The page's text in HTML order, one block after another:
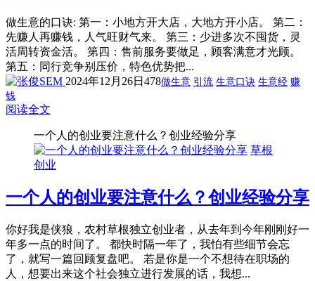
做生意的口诀: 第一：小地方开大店，大地方开小店。 第二：
先赚人再赚钱，人气旺财气来。 第三：少进多次不囤货，灵
活周转资金活。 第四：售前服务要做足，顾客满意才光顾。
第五：同行竞争别压价，特色优势把...
2024年12月26日 478做生意 引流 生意口诀 生意经 赚
钱
阅读全文
一个人的创业要注意什么？创业经验分享
草根
创业
一个人的创业要注意什么？创业经验分享
你好我是侠狼，农村草根独立创业者，从去年到今年刚刚好一
年多一点的时间了。 都快时隔一年了，我怕有些细节会忘
了，就写一篇回顾复盘吧。 若是你是一个不想待在职场的
人，想要出来这个社会独立进行发展的话，我想...